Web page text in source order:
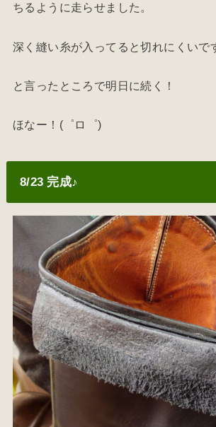
ちるように走らせました。
深く縫い糸が入ってると切れにくいで
と言ったところで明日に続く！
ほなー！(゜ロ゜)
8/23 完成♪